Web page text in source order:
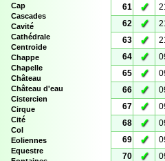
Cap
Cascades
Cavité
Cathédrale
Centroide
Chappe
Chapelle
Château
Château d'eau
Cistercien
Cirque
Cité
Col
Eoliennes
Equestre
61
✓
62
✓
63
✓
64
✓
65
✓
66
✓
67
✓
68
✓
69
✓
70
✓